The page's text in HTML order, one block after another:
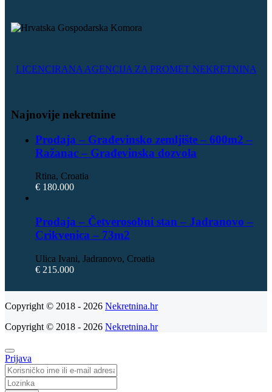
LICENCIRANA AGENCIJA ZA PROMET NEKRETNINA
Najnovije nekretnine
Prodaja – Građevinsko zemljište – 600m2 –
Ražanac – Građevinska dozvola
Rtina, Croatia
€ 180.000
Prodaja – Četverosobni stan – Jadranovo –
Crikvenica – 73m2
Ulica Ivani, Jadranovo, Croatia
€ 215.000
Copyright © 2018 - 2026 Nekretnina.hr
Copyright © 2018 - 2026 Nekretnina.hr
Prijava